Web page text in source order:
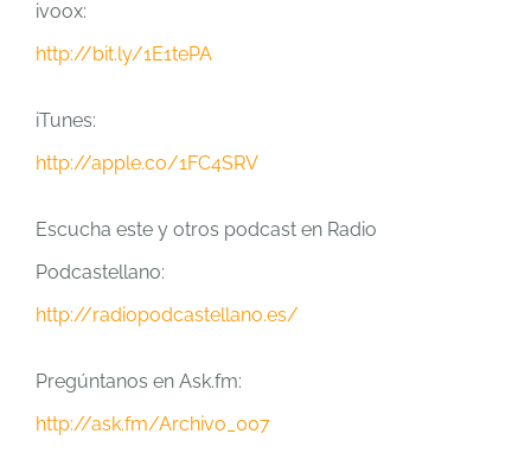
ivoox:
http://bit.ly/1E1tePA
iTunes:
http://apple.co/1FC4SRV
Escucha este y otros podcast en Radio
Podcastellano:
http://radiopodcastellano.es/
Pregúntanos en Ask.fm:
http://ask.fm/Archivo_007